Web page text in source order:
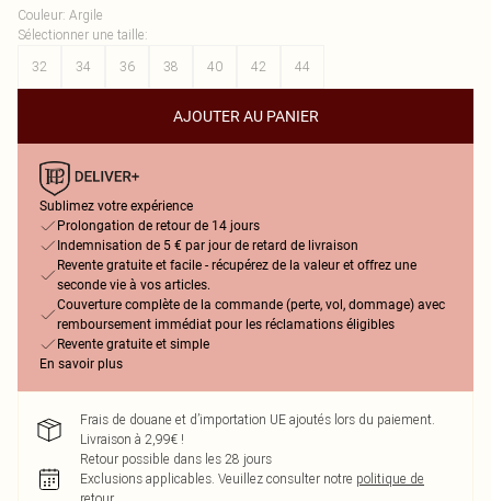
Couleur: Argile
Sélectionner une taille:
32
34 36 38 40 42 44
AJOUTER AU PANIER
Sublimez votre expérience
Prolongation de retour de 14 jours
Indemnisation de 5 € par jour de retard de livraison
Revente gratuite et facile - récupérez de la valeur et offrez une
seconde vie à vos articles.
Couverture complète de la commande (perte, vol, dommage) avec
remboursement immédiat pour les réclamations éligibles
Revente gratuite et simple
En savoir plus
Frais de douane et d’importation UE ajoutés lors du paiement.
Livraison à 2,99€ !
Retour possible dans les 28 jours
Exclusions applicables. Veuillez consulter notre politique de